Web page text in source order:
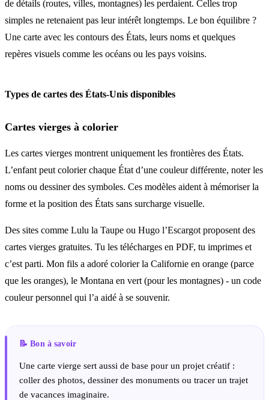
de détails (routes, villes, montagnes) les perdaient. Celles trop
simples ne retenaient pas leur intérêt longtemps. Le bon équilibre ?
Une carte avec les contours des États, leurs noms et quelques
repères visuels comme les océans ou les pays voisins.
Types de cartes des États-Unis disponibles
Cartes vierges à colorier
Les cartes vierges montrent uniquement les frontières des États.
L’enfant peut colorier chaque État d’une couleur différente, noter les
noms ou dessiner des symboles. Ces modèles aident à mémoriser la
forme et la position des États sans surcharge visuelle.
Des sites comme Lulu la Taupe ou Hugo l’Escargot proposent des
cartes vierges gratuites. Tu les télécharges en PDF, tu imprimes et
c’est parti. Mon fils a adoré colorier la Californie en orange (parce
que les oranges), le Montana en vert (pour les montagnes) - un code
couleur personnel qui l’a aidé à se souvenir.
Une carte vierge sert aussi de base pour un projet créatif :
coller des photos, dessiner des monuments ou tracer un trajet
de vacances imaginaire.